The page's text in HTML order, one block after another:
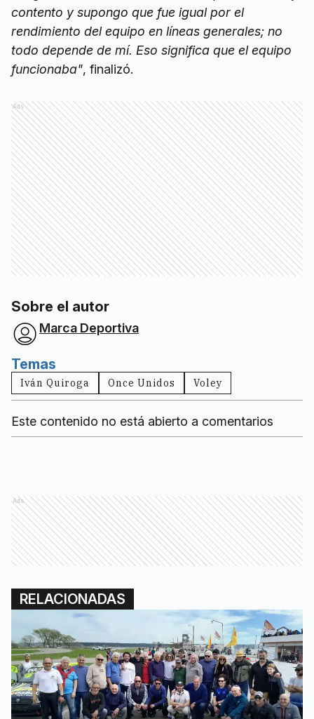
contento y supongo que fue igual por el
rendimiento del equipo en líneas generales; no
todo depende de mí. Eso significa que el equipo
funcionaba", finalizó.
Ads
Sobre el autor
Marca Deportiva
Temas
Iván Quiroga Once Unidos Voley
Este contenido no está abierto a comentarios
Ads
RELACIONADAS